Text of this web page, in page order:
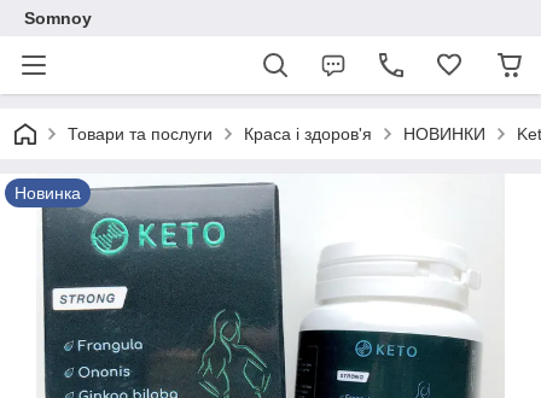
Somnoy
Товари та послуги Краса і здоров'я НОВИНКИ
Новинка